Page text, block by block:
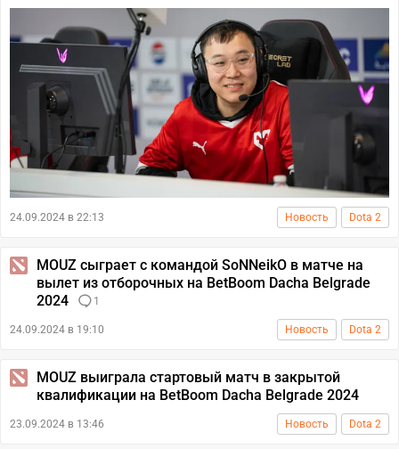
24.09.2024 в 22:13 Новость Dota 2
MOUZ сыграет с командой SoNNeikO в матче на
вылет из отборочных на BetBoom Dacha Belgrade
2024
1
24.09.2024 в 19:10 Новость Dota 2
MOUZ выиграла стартовый матч в закрытой
квалификации на BetBoom Dacha Belgrade 2024
23.09.2024 в 13:46 Новость Dota 2